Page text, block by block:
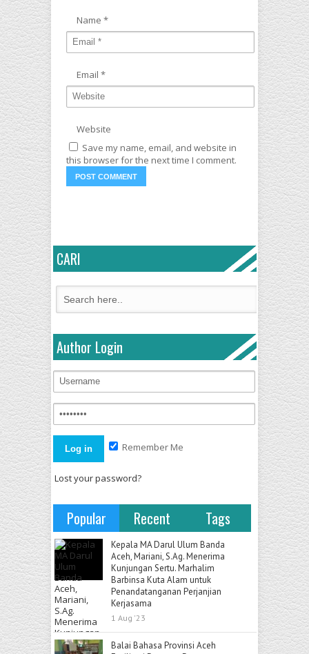
Name *
Email *
Website
Save my name, email, and website in
this browser for the next time I comment.
CARI
Author Login
Remember Me
Lost your password?
Popular Recent Tags
Kepala MA Darul Ulum Banda
Aceh, Mariani, S.Ag. Menerima
Kunjungan Sertu. Marhalim
Barbinsa Kuta Alam untuk
Penandatanganan Perjanjian
Kerjasama
1 Aug '23
Balai Bahasa Provinsi Aceh